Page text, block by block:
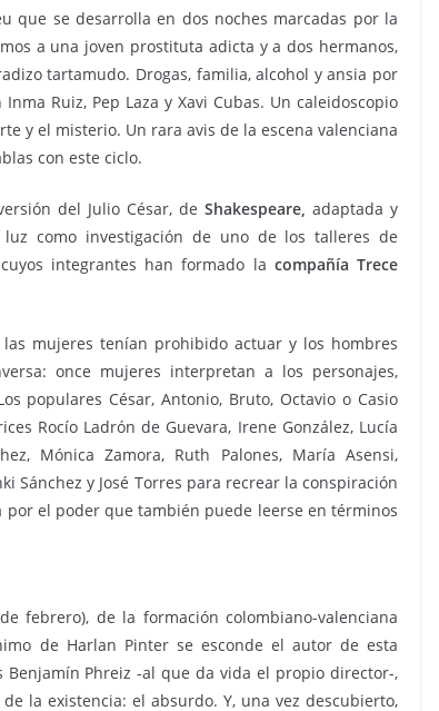
que se desarrolla en dos noches marcadas por la
a una joven prostituta adicta y a dos hermanos,
tartamudo. Drogas, familia, alcohol y ansia por
Ruiz, Pep Laza y Xavi Cubas. Un caleidoscopio
y el misterio. Un rara avis de la escena valenciana
con este ciclo.
del Julio César, deShakespeare, adaptada y
como investigación de uno de los talleres de
integrantes han formado la compañía Trece
mujeres tenían prohibido actuar y los hombres
once mujeres interpretan a los personajes,
populares César, Antonio, Bruto, Octavio o Casio
Rocío Ladrón de Guevara, Irene González, Lucía
Mónica Zamora, Ruth Palones, María Asensi,
Sánchez y José Torres para recrear la conspiración
el poder que también puede leerse en términos
febrero), de la formación colombiano-valenciana
de Harlan Pinter se esconde el autor de esta
Benjamín Phreiz -al que da vida el propio director-,
la existencia: el absurdo. Y, una vez descubierto,